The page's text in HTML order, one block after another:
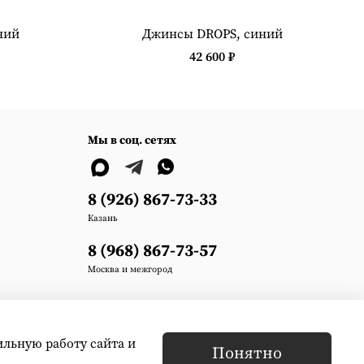
Джинсы DROPS, синий
42 600 ₽
Мы в соц. сетях
8 (926) 867-73-33
Казань
8 (968) 867-73-57
Москва и межгород
работу сайта и Понятно